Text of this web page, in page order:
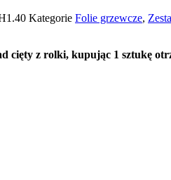
Kategorie Folie grzewcze,
cięty z rolki, kupując 1 sztukę